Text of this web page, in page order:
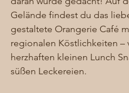
Gelände findest du das
gestaltete Orangerie Café
regionalen Köstlichkeiten –
herzhaften kleinen Lunch
süßen Leckereien.